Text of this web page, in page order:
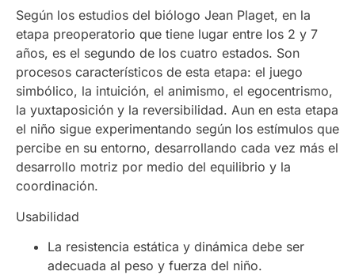
Según los estudios del biólogo Jean Plaget, en la
etapa preoperatorio que tiene lugar entre los 2 y 7
años, es el segundo de los cuatro estados. Son
procesos característicos de esta etapa: el juego
simbólico, la intuición, el animismo, el egocentrismo,
la yuxtaposición y la reversibilidad. Aun en esta etapa
el niño sigue experimentando según los estímulos que
percibe en su entorno, desarrollando cada vez más el
desarrollo motriz por medio del equilibrio y la
coordinación.
Usabilidad
La resistencia estática y dinámica debe ser
adecuada al peso y fuerza del niño.